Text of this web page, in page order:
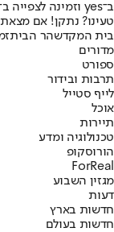
ב־yes וזמינה לצפייה ב־VOD
טעינו? נתקן! אם
בית המקדשהר הבית
מדורים
ספורט
תרבות ובידור
לייף סטייל
אוכל
תיירות
טכנולוגיה ומדע
הורוסקופ
ForReal
מגזין השבוע
דעות
חדשות בארץ
חדשות בעולם